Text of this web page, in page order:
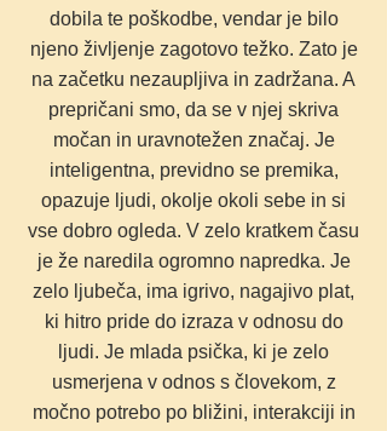
dobila te poškodbe, vendar je bilo
njeno življenje zagotovo težko. Zato je
na začetku nezaupljiva in zadržana. A
prepričani smo, da se v njej skriva
močan in uravnotežen značaj. Je
inteligentna, previdno se premika,
opazuje ljudi, okolje okoli sebe in si
vse dobro ogleda. V zelo kratkem času
je že naredila ogromno napredka. Je
zelo ljubeča, ima igrivo, nagajivo plat,
ki hitro pride do izraza v odnosu do
ljudi. Je mlada psička, ki je zelo
usmerjena v odnos s človekom, z
močno potrebo po bližini, interakciji in